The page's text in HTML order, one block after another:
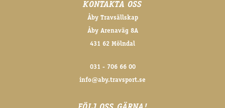
KONTAKTA OSS
Åby Travsällskap
Åby Arenaväg 8A
431 62 Mölndal
031 - 706 66 00
info@aby.travsport.se